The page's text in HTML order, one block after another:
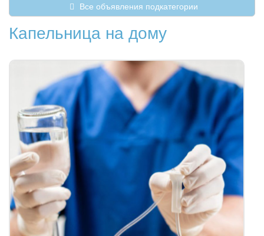
Все объявления подкатегории
Капельница на дому